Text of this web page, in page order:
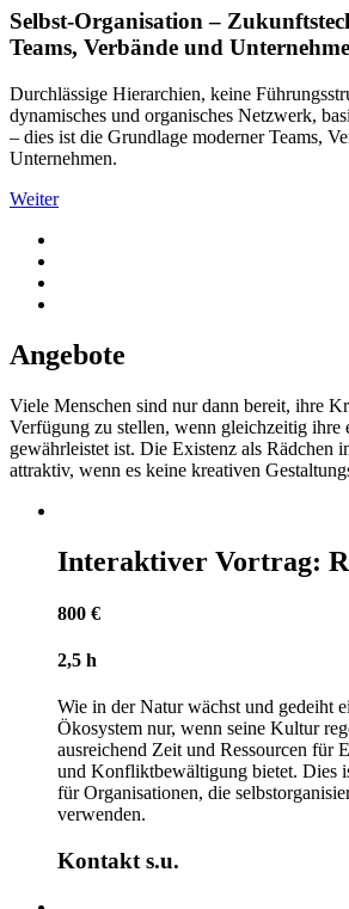
Selbst-Organisation –
Teams, Verbände und
Durchlässige Hierarchien, keine
dynamisches und organisches Netzwerk,
– dies ist die Grundlage moderner Teams,
Unternehmen.
Weiter
Angebote
Viele Menschen sind nur dann bereit, ihre
Verfügung zu stellen, wenn gleichzeitig ihre
gewährleistet ist. Die Existenz als Rädchen
attraktiv, wenn es keine kreativen
Interaktiver Vortrag:
800 €
2,5 h
Wie in der Natur wächst und gedeiht
Ökosystem nur, wenn seine Kultur
ausreichend Zeit und Ressourcen für
und Konfliktbewältigung bietet. Dies
für Organisationen, die
verwenden.
Kontakt s.u.